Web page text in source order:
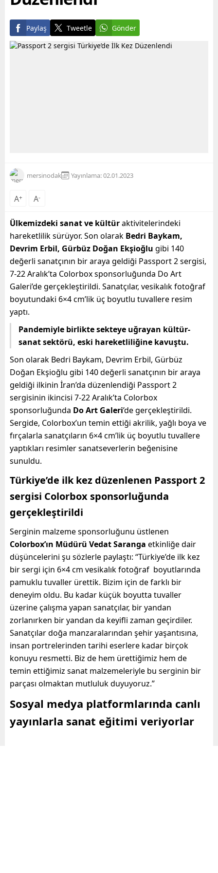
Paylaş Tweetle Gönder
mersinodak Yayınlama: 02.01.2023
A+ A-
Ülkemizdeki sanat ve kültüraktivitelerindeki
hareketlilik sürüyor. Son olarak Bedri Baykam,
Devrim Erbil, Gürbüz Doğan Ekşioğlu gibi 140
değerli sanatçının bir araya geldiği Passport 2 sergisi,
7-22 Aralık’ta Colorbox sponsorluğunda Do Art
Galeri’de gerçekleştirildi. Sanatçılar, vesikalık fotoğraf
boyutundaki 6×4 cm’lik üç boyutlu tuvallere resim
yaptı.
Pandemiyle birlikte sekteye uğrayan kültür-
sanat sektörü, eski hareketliliğine kavuştu.
Son olarak Bedri Baykam, Devrim Erbil, Gürbüz
Doğan Ekşioğlu gibi 140 değerli sanatçının bir araya
geldiği ilkinin İran’da düzenlendiği Passport 2
sergisinin ikincisi 7-22 Aralık’ta Colorbox
sponsorluğunda Do Art Galeri’de gerçekleştirildi.
Sergide, Colorbox’un temin ettiği akrilik, yağlı boya ve
fırçalarla sanatçıların 6×4 cm’lik üç boyutlu tuvallere
yaptıkları resimler sanatseverlerin beğenisine
sunuldu.
Türkiye’de ilk kez düzenlenen Passport 2
sergisi Colorbox sponsorluğunda
gerçekleştirildi
Serginin malzeme sponsorluğunu üstlenen
Colorbox’ın Müdürü Vedat Saranga etkinliğe dair
düşüncelerini şu sözlerle paylaştı: “Türkiye’de ilk kez
bir sergi için 6×4 cm vesikalık fotoğraf boyutlarında
pamuklu tuvaller ürettik. Bizim için de farklı bir
deneyim oldu. Bu kadar küçük boyutta tuvaller
üzerine çalışma yapan sanatçılar, bir yandan
zorlanırken bir yandan da keyifli zaman geçirdiler.
Sanatçılar doğa manzaralarından şehir yaşantısına,
insan portrelerinden tarihi eserlere kadar birçok
konuyu resmetti. Biz de hem ürettiğimiz hem de
temin ettiğimiz sanat malzemeleriyle bu serginin bir
parçası olmaktan mutluluk duyuyoruz.”
Sosyal medya platformlarında canlı
yayınlarla sanat eğitimi veriyorlar